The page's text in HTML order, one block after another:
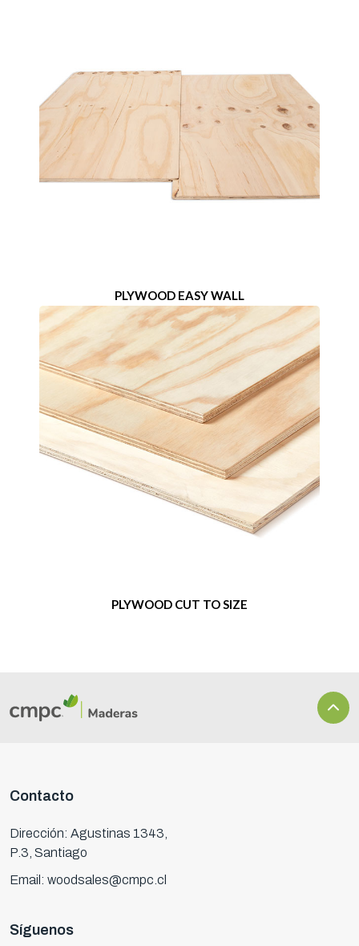
PLYWOOD EASY WALL
PLYWOOD CUT TO SIZE
Contacto
Dirección: Agustinas 1343,
P.3, Santiago
Email: woodsales@cmpc.cl
Síguenos